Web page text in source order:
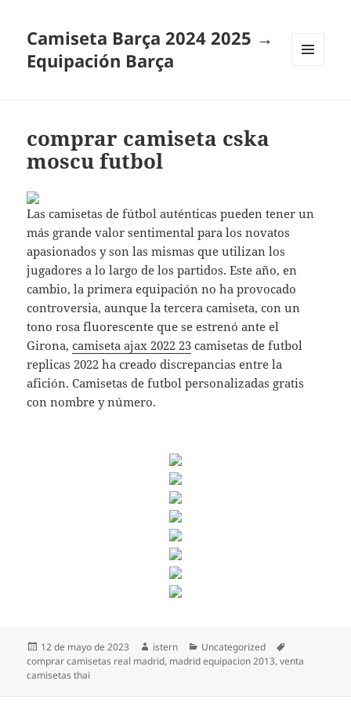
Camiseta Barça 2024 2025 →
Equipación Barça
comprar camiseta cska
moscu futbol
Las camisetas de fútbol auténticas pueden tener un
más grande valor sentimental para los novatos
apasionados y son las mismas que utilizan los
jugadores a lo largo de los partidos. Este año, en
cambio, la primera equipación no ha provocado
controversia, aunque la tercera camiseta, con un
tono rosa fluorescente que se estrenó ante el
Girona,camiseta ajax 2022 23 camisetas de futbol
replicas 2022 ha creado discrepancias entre la
afición. Camisetas de futbol personalizadas gratis
con nombre y número.
Publicado
el
12 de mayo de 2023 Autor
istern Categorías
Uncategorized
comprar camisetas real madrid, madrid equipacion 2013,venta
camisetas thai